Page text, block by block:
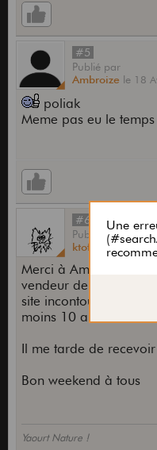
#5
Publié par
Ambroize le 18
poliak
Meme pas eu le
#6
Publié
par
ktofe
le20 Avr
Merci à Ambroise, le
vendeur de cette
site incontournable
moins 10 ans au lieu
Il me tarde de
Bon weekend à tous
Yaourt Nature !